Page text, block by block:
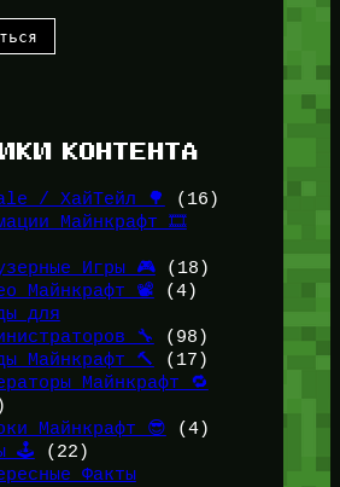
КОНТЕНТА
/ ХайТейл 🌳
(16)
Майнкрафт 🎞️
Игры 🎮(18)
Майнкрафт 📽️ (4)
для
🔧
(98)
Майнкрафт 🔨
(17)
Майнкрафт 🔁
Майнкрафт 😎 (4)
🕹️ (22)
Факты